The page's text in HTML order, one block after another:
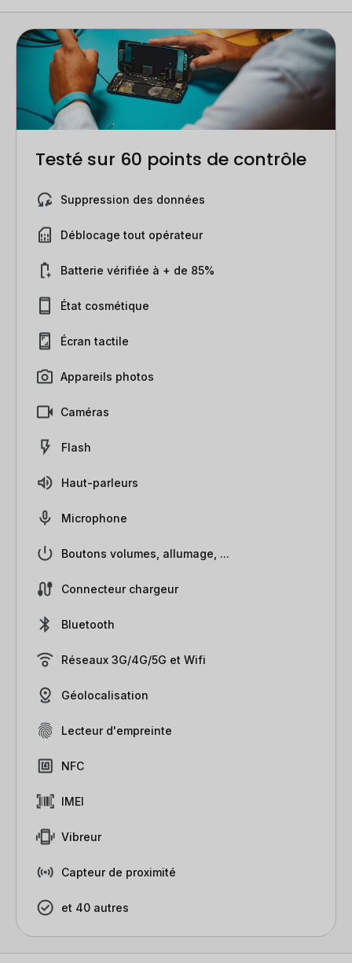
Testé sur 60 points de contrôle
Suppression des données
Déblocage tout opérateur
Batterie vérifiée à + de 85%
État cosmétique
Écran tactile
Appareils photos
Caméras
Flash
Haut-parleurs
Microphone
Boutons volumes, allumage, ...
Connecteur chargeur
Bluetooth
Réseaux 3G/4G/5G et Wifi
Géolocalisation
Lecteur d'empreinte
NFC
IMEI
Vibreur
Capteur de proximité
et 40 autres